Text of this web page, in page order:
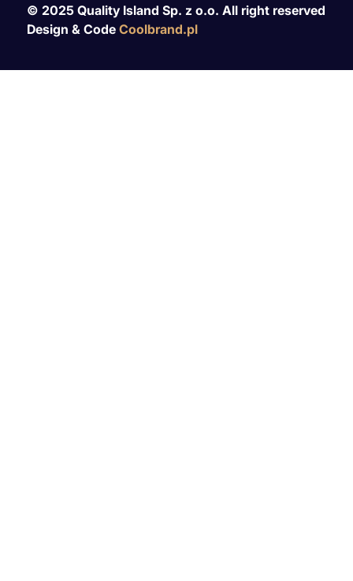
© 2025 Quality Island Sp. z o.o. All right reserved
Design & Code Coolbrand.pl